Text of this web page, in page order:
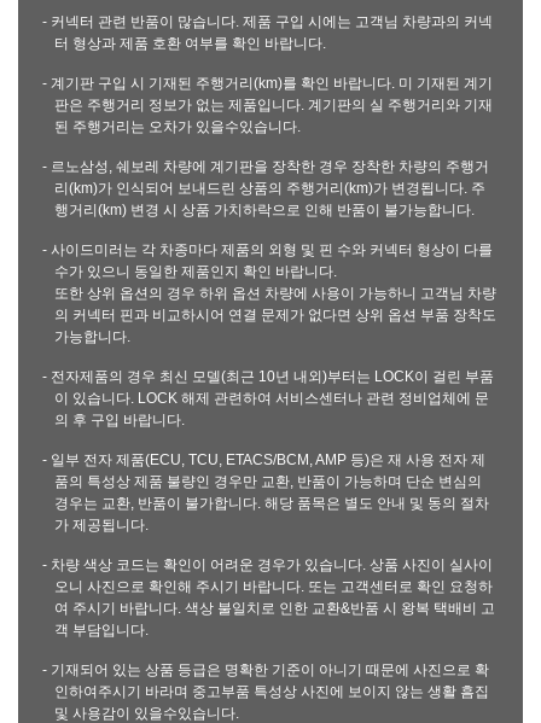
- 커넥터 관련 반품이 많습니다. 제품 구입 시에는 고객님 차량과의 커넥
터 형상과 제품 호환 여부를 확인 바랍니다.
- 계기판 구입 시 기재된 주행거리(km)를 확인 바랍니다. 미 기재된 계기
판은 주행거리 정보가 없는 제품입니다. 계기판의 실 주행거리와 기재
된 주행거리는 오차가 있을수있습니다.
- 르노삼성, 쉐보레 차량에 계기판을 장착한 경우 장착한 차량의 주행거
리(km)가 인식되어 보내드린 상품의 주행거리(km)가 변경됩니다. 주
행거리(km) 변경 시 상품 가치하락으로 인해 반품이 불가능합니다.
- 사이드미러는 각 차종마다 제품의 외형 및 핀 수와 커넥터 형상이 다를
수가 있으니 동일한 제품인지 확인 바랍니다.
또한 상위 옵션의 경우 하위 옵션 차량에 사용이 가능하니 고객님 차량
의 커넥터 핀과 비교하시어 연결 문제가 없다면 상위 옵션 부품 장착도
가능합니다.
- 전자제품의 경우 최신 모델(최근 10년 내외)부터는 LOCK이 걸린 부품
이 있습니다. LOCK 해제 관련하여 서비스센터나 관련 정비업체에 문
의 후 구입 바랍니다.
- 일부 전자 제품(ECU, TCU, ETACS/BCM, AMP 등)은 재 사용 전자 제
품의 특성상 제품 불량인 경우만 교환, 반품이 가능하며 단순 변심의
경우는 교환, 반품이 불가합니다. 해당 품목은 별도 안내 및 동의 절차
가 제공됩니다.
- 차량 색상 코드는 확인이 어려운 경우가 있습니다. 상품 사진이 실사이
오니 사진으로 확인해 주시기 바랍니다. 또는 고객센터로 확인 요청하
여 주시기 바랍니다. 색상 불일치로 인한 교환&반품 시 왕복 택배비 고
객 부담입니다.
- 기재되어 있는 상품 등급은 명확한 기준이 아니기 때문에 사진으로 확
인하여주시기 바라며 중고부품 특성상 사진에 보이지 않는 생활 흠집
및 사용감이 있을수있습니다.